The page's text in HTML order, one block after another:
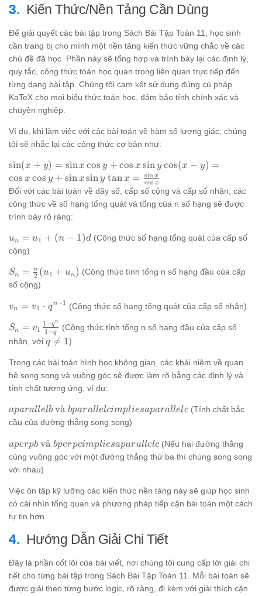
Kiến Thức/Nền Tảng Cần Dùng
Để giải quyết các bài tập trong Sách Bài Tập Toán 11, học sinh
cần trang bị cho mình một nền tảng kiến thức vững chắc về các
chủ đề đã học. Phần này sẽ tổng hợp và trình bày lại các định lý,
quy tắc, công thức toán học quan trọng liên quan trực tiếp đến
từng dạng bài tập. Chúng tôi cam kết sử dụng đúng cú pháp
KaTeX cho mọi biểu thức toán học, đảm bảo tính chính xác và
chuyên nghiệp.
Ví dụ, khi làm việc với các bài toán về hàm số lượng giác, chúng
tôi sẽ nhắc lại các công thức cơ bản như:
\sin
(x+y)
=
\sin x
\cos
y +
\cos
x \sin
sin(x + y) = sinx cos y + cos x siny \cos
y) =
\cos
y +
\sin
cos(x − y) =
cos x cos y + sin x siny \tan x =
\frac{\sin
x}{\cos
tanx = cos x
sin x
Đối với các bài toán về dãy số, cấp số cộng và cấp số nhân, các
công thức về số hạng tổng quát và tổng của n số hạng sẽ được
trình bày rõ ràng:
u_n
=
+
(n-
un = u1 + (n − 1)d(Công thức số hạng tổng quát của cấp số
cộng)
S_n =
\frac{n}
+ u_n)
Sn = 2
n (u1 + un) (Công thức tính tổng n số hạng đầu của cấp
số cộng)
v_n
v_1
\cdot
1}
vn = v1 ⋅ qn−1 (Công thức số hạng tổng quát của cấp số nhân)
S_n =
v_1
q^n}{1-
q}
Sn = v1 1−q
1−qn
(Công thức tính tổng n số hạng đầu của cấp số
nhân, với q
1
q 
= 1)
Trong các bài toán hình học không gian, các khái niệm về quan
hệ song song và vuông góc sẽ được làm rõ bằng các định lý và
tính chất tương ứng, ví dụ:
a
parallel
\text{
và } b
parallel
implies
a
parallel
aparallelb va
ˋ bparallelcimpliesaparallelc(Tính chất bắc
cầu của đường thẳng song song)
a perp
b
\text{
perp c
implies
a
c
aperpb va
ˋ bperpcimpliesaparallelc (Nếu hai đường thẳng
cùng vuông góc với một đường thẳng thứ ba thì chúng song song
với nhau)
Việc ôn tập kỹ lưỡng các kiến thức nền tảng này sẽ giúp học sinh
có cái nhìn tổng quan và phương pháp tiếp cận bài toán một cách
tự tin hơn.
Hướng Dẫn Giải Chi Tiết
Đây là phần cốt lõi của bài viết, nơi chúng tôi cung cấp lời giải chi
tiết cho từng bài tập trong Sách Bài Tập Toán 11. Mỗi bài toán sẽ
được giải theo từng bước logic, rõ ràng, đi kèm với giải thích cặn